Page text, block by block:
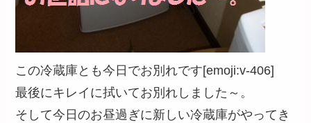
この冷蔵庫とも今日でお別れです[emoji:v-406]
最後にキレイに拭いてお別れしました～。
そして今日のお昼過ぎに新しい冷蔵庫がやってき